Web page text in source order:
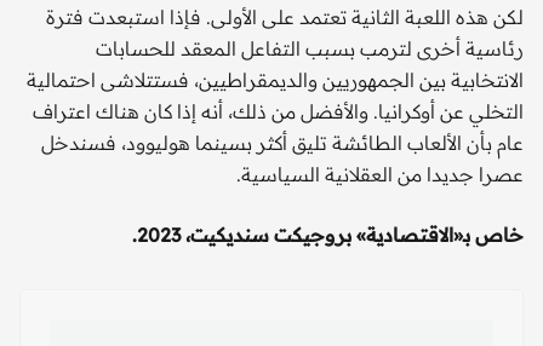
لكن هذه اللعبة الثانية تعتمد على الأولى. فإذا استبعدت فترة
رئاسية أخرى لترمب بسبب التفاعل المعقد للحسابات
الانتخابية بين الجمهوريين والديمقراطيين، فستتلاشى احتمالية
التخلي عن أوكرانيا. والأفضل من ذلك، أنه إذا كان هناك اعتراف
عام بأن الألعاب الطائشة تليق أكثر بسينما هوليوود، فسندخل
عصرا جديدا من العقلانية السياسية.
خاص بـ«الاقتصادية» بروجيكت سنديكيت، 2023.